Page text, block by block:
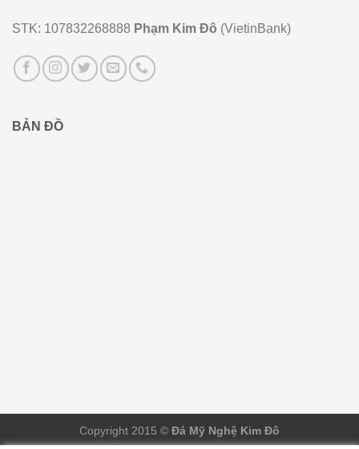
STK: 107832268888 Phạm Kim Đô (VietinBank)
BẢN ĐỒ
Copyright 2015 © Đá Mỹ Nghệ Kim Đô